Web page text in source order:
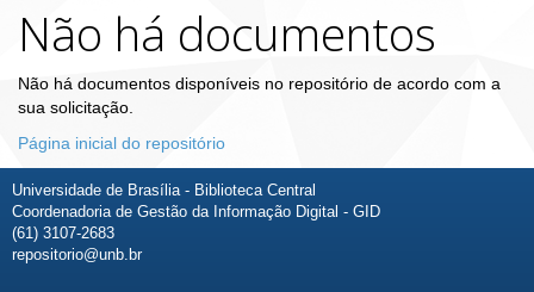
Não há documentos
Não há documentos disponíveis no repositório de acordo com a
sua solicitação.
Página inicial do repositório
Universidade de Brasília - Biblioteca Central
Coordenadoria de Gestão da Informação Digital - GID
(61) 3107-2683
repositorio@unb.br